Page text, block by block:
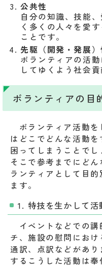
公共性
自分の知識、技能
く多くの人々を愛
ことです。
先駆（開発・発展）
ボランティアの活
してゆくよう社会
ボランティアの目
ボランティア活動を
はどこでどんな活動
困ってしまうことでし
そこで参考までにど
ランティアとして目
ます。
1. 特技を生かして活
イベントなどでの講
チ、施設の慰問におけ
通訳、点訳などがあ
するこうした活動は